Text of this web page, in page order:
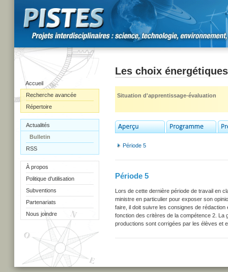
Accueil
Recherche avancée
Répertoire
Actualités
Bulletin
RSS
À propos
Politique d'utilisation
Subventions
Partenariats
Nous joindre
Les choix énergétiques
Situation d'apprentissage-évaluation
Période 5
Période 5
Lors de cette dernière période de travail en
ministre en particulier pour exposer son
faire, il doit suivre les consignes de
fonction des critères de la compétence 2. La
productions sont corrigées par les élèves et